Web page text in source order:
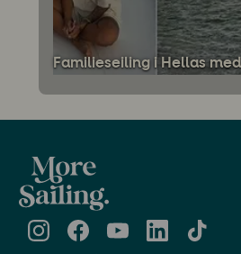
Familieseiling i Hellas